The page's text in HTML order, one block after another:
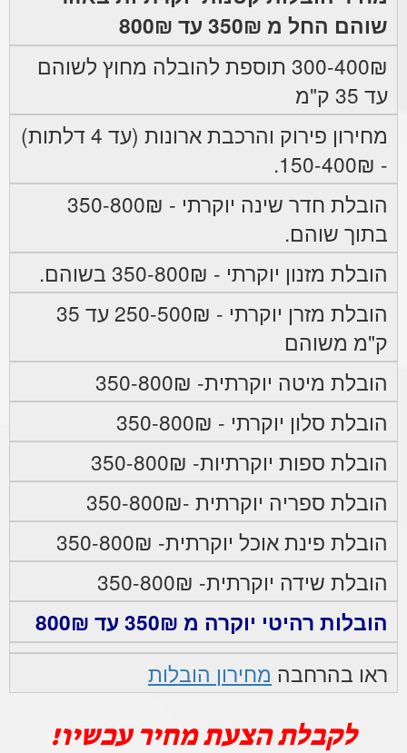
שוהם החל מ 350₪ עד 800₪
300-400₪ תוספת להובלה מחוץ לשוהם
עד 35 ק"מ
מחירון פירוק והרכבת ארונות (עד 4 דלתות)
- 150-400₪.
הובלת חדר שינה יוקרתי - 350-800₪
בתוך שוהם.
הובלת מזנון יוקרתי - 350-800₪ בשוהם.
הובלת מזרן יוקרתי - 250-500₪ עד 35
ק"מ משוהם
הובלת מיטה יוקרתית- 350-800₪
הובלת סלון יוקרתי - 350-800₪
הובלת ספות יוקרתיות- 350-800₪
הובלת ספריה יוקרתית -350-800₪
הובלת פינת אוכל יוקרתית- 350-800₪
הובלת שידה יוקרתית- 350-800₪
הובלות רהיטי יוקרה מ 350₪ עד 800₪
ראו בהרחבה מחירון הובלות
לקבלת הצעת מחיר עכשיו!